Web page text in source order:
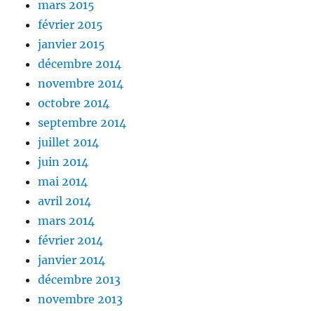
mars 2015
février 2015
janvier 2015
décembre 2014
novembre 2014
octobre 2014
septembre 2014
juillet 2014
juin 2014
mai 2014
avril 2014
mars 2014
février 2014
janvier 2014
décembre 2013
novembre 2013